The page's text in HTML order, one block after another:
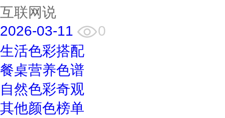
互联网说
2026-03-11
0
生活色彩搭配
餐桌营养色谱
自然色彩奇观
其他颜色榜单